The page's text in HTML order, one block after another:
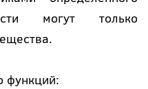
могут только
функций: